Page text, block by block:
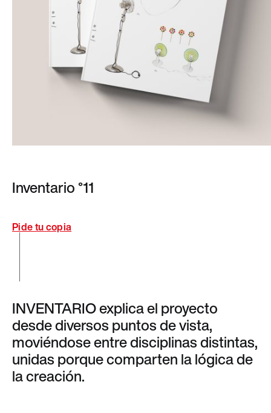
Inventario °11
Pide tu copia
INVENTARIO explica el proyecto
desde diversos puntos de vista,
moviéndose entre disciplinas distintas,
unidas porque comparten la lógica de
la creación.